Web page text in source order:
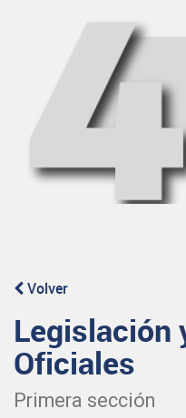
Volver
Legislación
Oficiales
Primera sección